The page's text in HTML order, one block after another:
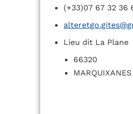
(+33)07 67 32 36
Lieu dit La Plane
66320
MARQUIXANES